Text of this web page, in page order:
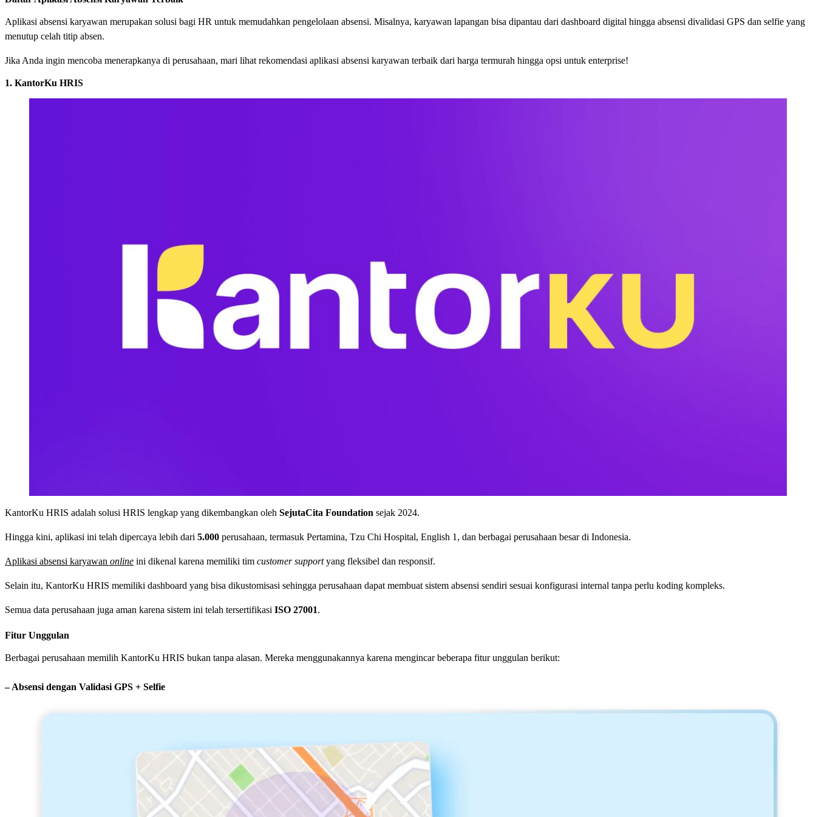
Aplikasi absensi karyawan merupakan solusi bagi HR untuk memudahkan pengelolaan absensi. Misalnya, karyawan lapangan bisa dipantau dari dashboard digital hingga absensi divalidasi GPS dan selfie yang
menutup celah titip absen.
Jika Anda ingin mencoba menerapkanya di perusahaan, mari lihat rekomendasi aplikasi absensi karyawan terbaik dari harga termurah hingga opsi untuk enterprise!
1. KantorKu HRIS
KantorKu HRIS adalah solusi HRIS lengkap yang dikembangkan oleh SejutaCita Foundation sejak 2024.
Hingga kini, aplikasi ini telah dipercaya lebih dari 5.000 perusahaan, termasuk Pertamina, Tzu Chi Hospital, English 1, dan berbagai perusahaan besar di Indonesia.
Aplikasi absensi karyawan online ini dikenal karena memiliki tim customer supportyang fleksibel dan responsif.
Selain itu, KantorKu HRIS memiliki dashboard yang bisa dikustomisasi sehingga perusahaan dapat membuat sistem absensi sendiri sesuai konfigurasi internal tanpa perlu koding kompleks.
Semua data perusahaan juga aman karena sistem ini telah tersertifikasi ISO 27001.
Fitur Unggulan
Berbagai perusahaan memilih KantorKu HRIS bukan tanpa alasan. Mereka menggunakannya karena mengincar beberapa fitur unggulan berikut:
– Absensi dengan Validasi GPS + Selfie